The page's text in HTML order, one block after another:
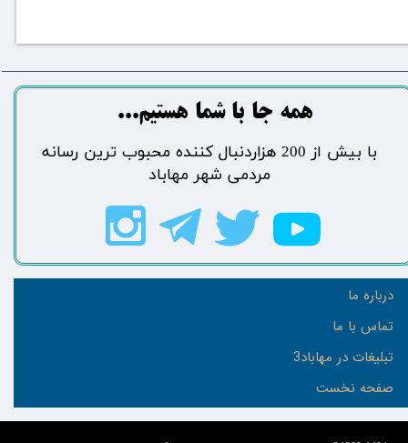
درباره ما
تماس با ما
تبلیغات در مهاباد3
صفحه نخست
​​​همه جا با شما هستیم...​​​​​​​​​​​​​​
​با بیش از 200 هزاردنبال کننده محبوب ترین رسانه
مردمی شهر مهاباد​​​​​​​​​​​​​​